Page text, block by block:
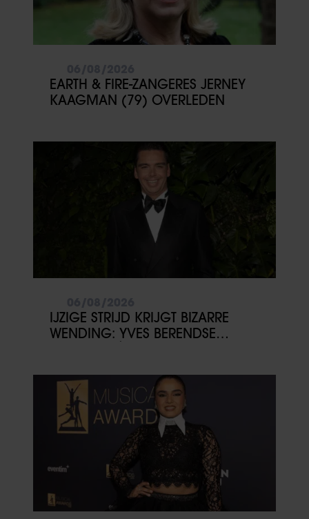
EARTH & FIRE-ZANGERES JERNEY
KAAGMAN (79) OVERLEDEN
IJZIGE STRIJD KRIJGT BIZARRE
WENDING: YVES BERENDSE